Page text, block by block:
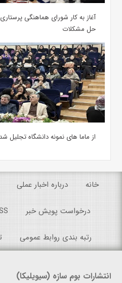
آغاز به کار شورای هماهنگی
حل مشکلات
از ماما های نمونه دانشگاه تجلیل شد
خانه درباره اخبار عملی
درخواست پویش خبر
رتبه بندی روابط عمومی
انتشارات بوم سازه (سیویلیکا)